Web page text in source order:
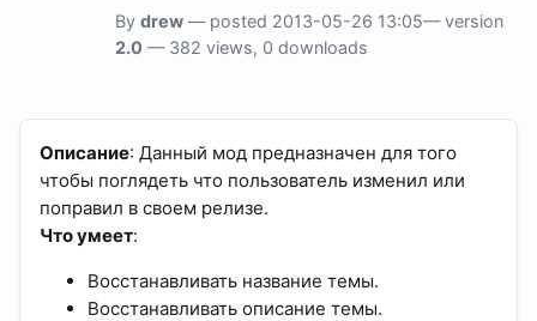
By drew — posted 2013-05-26 13:05— version
2.0 — 382 views, 0 downloads
Описание: Данный мод предназначен для того
чтобы поглядеть что пользователь изменил или
поправил в своем релизе.
Что умеет:
Восстанавливать название темы.
Восстанавливать описание темы.